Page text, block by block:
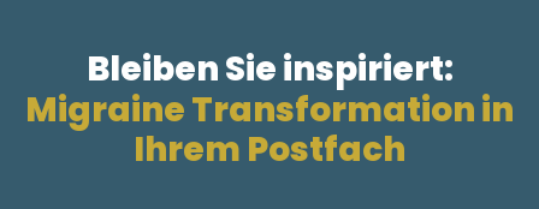
Bleiben Sie inspiriert:
Migraine Transformation in
Ihrem Postfach